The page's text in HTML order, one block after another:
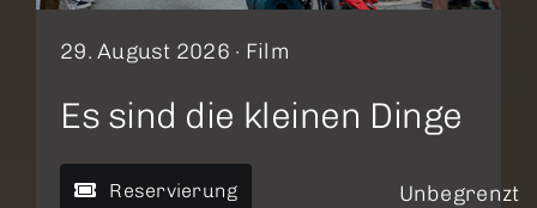
29. August 2026 · Film
Es sind die kleinen Dinge
Reservierung
Unbegrenzt